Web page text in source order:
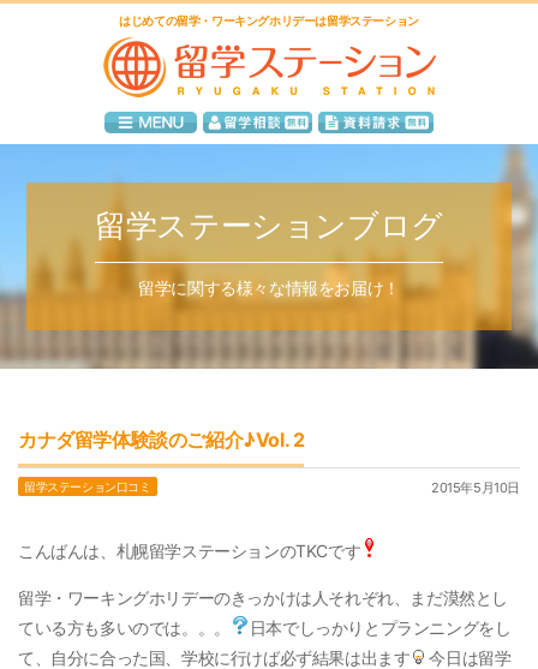
はじめての留学・ワーキングホリデーは留学ステーション
留学ステーションブログ
留学に関する様々な情報をお届け！
カナダ留学体験談のご紹介♪Vol. 2
留学ステーション口コミ 2015年5月10日
こんばんは、札幌留学ステーションのTKCです
留学・ワーキングホリデーのきっかけは人それぞれ、まだ漠然とし
ている方も多いのでは。。。
日本でしっかりとプランニングをし
て、自分に合った国、学校に行けば必ず結果は出ます
今日は留学